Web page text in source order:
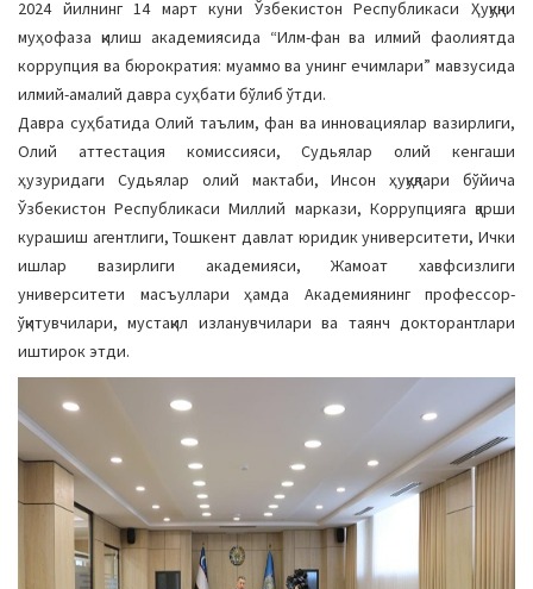
a
v
i
g
a
t
i
o
n
2024 йилнинг 14 март куни Ўзбекистон Республикаси Ҳуқуқни
муҳофаза қилиш академиясида “Илм-фан ва илмий фаолиятда
коррупция ва бюрократия: муаммо ва унинг ечимлари” мавзусида
илмий-амалий давра суҳбати бўлиб ўтди.
Давра суҳбатида Олий таълим, фан ва инновациялар вазирлиги,
Олий аттестация комиссияси, Судьялар олий кенгаши
ҳузуридаги Судьялар олий мактаби, Инсон ҳуқуқлари бўйича
Ўзбекистон Республикаси Миллий маркази, Коррупцияга қарши
курашиш агентлиги, Тошкент давлат юридик университети, Ички
ишлар вазирлиги академияси, Жамоат хавфсизлиги
университети масъуллари ҳамда Академиянинг профессор-
ўқитувчилари, мустақил изланувчилари ва таянч докторантлари
иштирок этди.